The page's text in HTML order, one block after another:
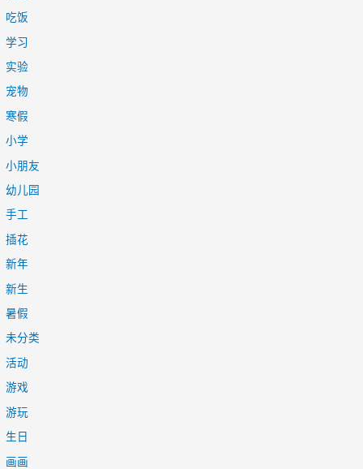
吃饭
学习
实验
宠物
寒假
小学
小朋友
幼儿园
手工
插花
新年
新生
暑假
未分类
活动
游戏
游玩
生日
画画